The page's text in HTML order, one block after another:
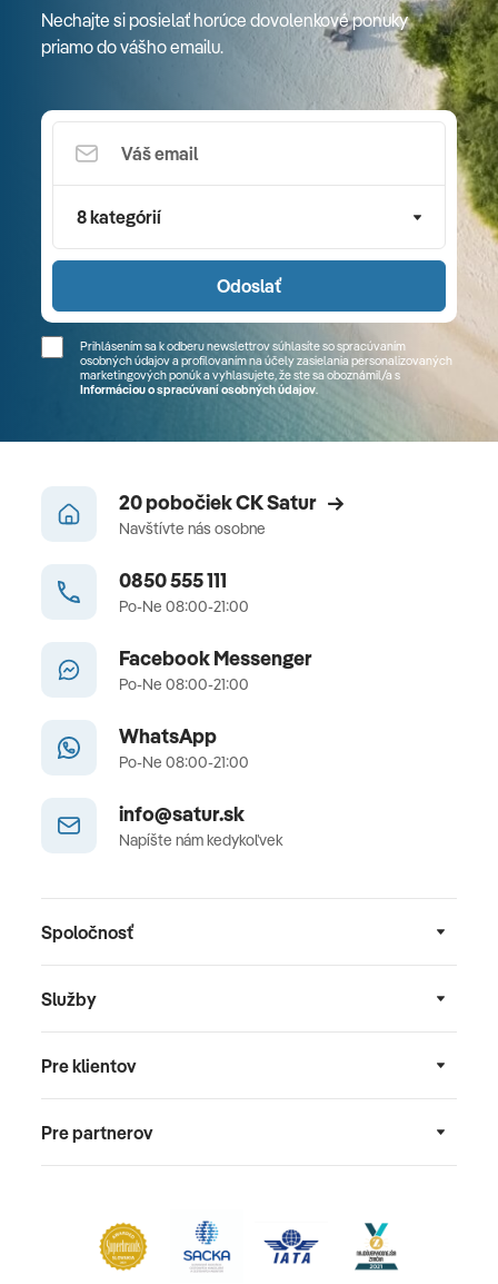
Nechajte si posielať horúce dovolenkové ponuky
priamo do vášho emailu.
8 kategórií
Odoslať
Prihlásením sa k odberu newslettrov súhlasíte so spracúvaním
osobných údajov a profilovaním na účely zasielania personalizovaných
marketingových ponúk a vyhlasujete, že ste sa oboznámil/a s
Informáciou o spracúvaní osobných údajov.
20 pobočiek CK Satur
Navštívte nás osobne
0850 555 111
Po-Ne 08:00-21:00
Facebook Messenger
Po-Ne 08:00-21:00
WhatsApp
Po-Ne 08:00-21:00
info@satur.sk
Napíšte nám kedykoľvek
Spoločnosť
Služby
Pre klientov
Pre partnerov